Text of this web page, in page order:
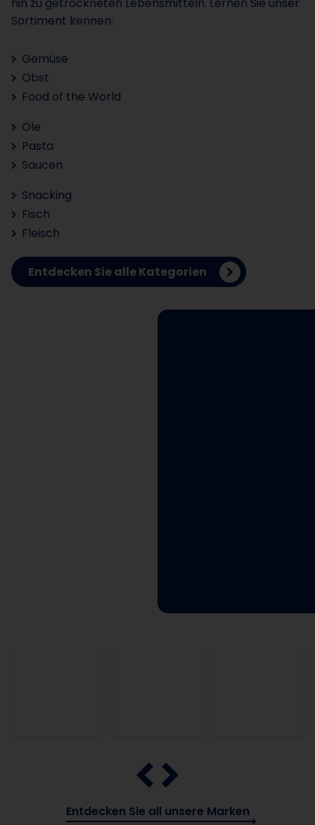
Sortiment kennen:
Gemüse
Obst
Food of the World
Öle
Pasta
Saucen
Snacking
Fisch
Fleisch
Entdecken Sie alle Kategorien
Entdecken Sie all unsere Marken